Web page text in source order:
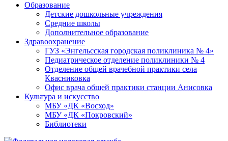
Образование
Детские дошкольные учреждения
Средние школы
Дополнительное образование
Здравоохранение
ГУЗ «Энгельсская городская поликлиника № 4»
Педиатрическое отделение поликлиники № 4
Отделение общей врачебной практики села
Квасниковка
Офис врача общей практики станции Анисовка
Культура и искусство
МБУ «ДК «Восход»
МБУ «ДК «Покровский»
Библиотеки